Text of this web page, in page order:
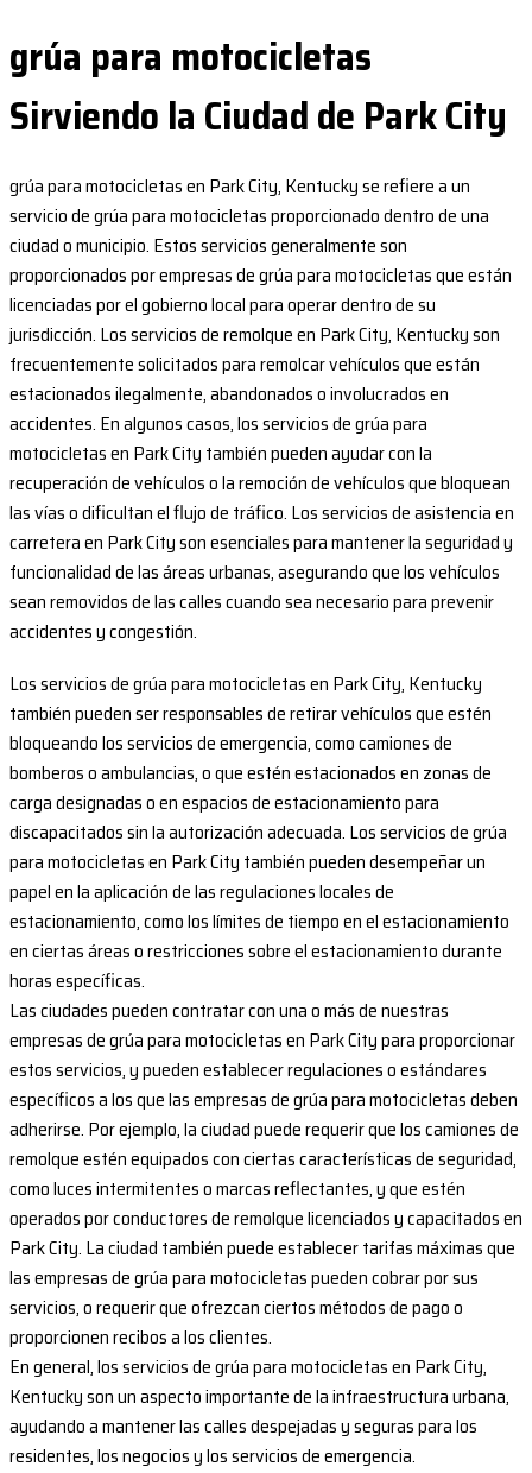
grúa para motocicletas
Sirviendo la Ciudad de Park City
grúa para motocicletas en Park City, Kentucky se refiere a un
servicio de grúa para motocicletas proporcionado dentro de una
ciudad o municipio. Estos servicios generalmente son
proporcionados por empresas de grúa para motocicletas que están
licenciadas por el gobierno local para operar dentro de su
jurisdicción. Los servicios de remolque en Park City, Kentucky son
frecuentemente solicitados para remolcar vehículos que están
estacionados ilegalmente, abandonados o involucrados en
accidentes. En algunos casos, los servicios de grúa para
motocicletas en Park City también pueden ayudar con la
recuperación de vehículos o la remoción de vehículos que bloquean
las vías o dificultan el flujo de tráfico. Los servicios de asistencia en
carretera en Park City son esenciales para mantener la seguridad y
funcionalidad de las áreas urbanas, asegurando que los vehículos
sean removidos de las calles cuando sea necesario para prevenir
accidentes y congestión.
Los servicios de grúa para motocicletas en Park City, Kentucky
también pueden ser responsables de retirar vehículos que estén
bloqueando los servicios de emergencia, como camiones de
bomberos o ambulancias, o que estén estacionados en zonas de
carga designadas o en espacios de estacionamiento para
discapacitados sin la autorización adecuada. Los servicios de grúa
para motocicletas en Park City también pueden desempeñar un
papel en la aplicación de las regulaciones locales de
estacionamiento, como los límites de tiempo en el estacionamiento
en ciertas áreas o restricciones sobre el estacionamiento durante
horas específicas.
Las ciudades pueden contratar con una o más de nuestras
empresas de grúa para motocicletas en Park City para proporcionar
estos servicios, y pueden establecer regulaciones o estándares
específicos a los que las empresas de grúa para motocicletas deben
adherirse. Por ejemplo, la ciudad puede requerir que los camiones de
remolque estén equipados con ciertas características de seguridad,
como luces intermitentes o marcas reflectantes, y que estén
operados por conductores de remolque licenciados y capacitados en
Park City. La ciudad también puede establecer tarifas máximas que
las empresas de grúa para motocicletas pueden cobrar por sus
servicios, o requerir que ofrezcan ciertos métodos de pago o
proporcionen recibos a los clientes.
En general, los servicios de grúa para motocicletas en Park City,
Kentucky son un aspecto importante de la infraestructura urbana,
ayudando a mantener las calles despejadas y seguras para los
residentes, los negocios y los servicios de emergencia.